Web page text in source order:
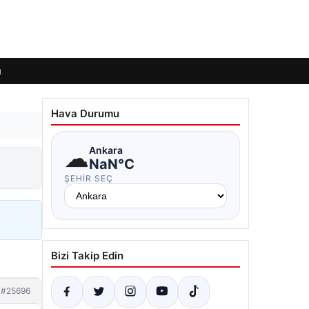
#25696
Hava Durumu
☁Ankara
NaN°C
ŞEHIR SEÇ
Bizi Takip Edin